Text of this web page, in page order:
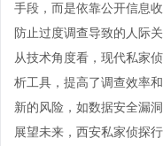
手段，而是依靠公开信息
防止过度调查导致的人际
从技术角度看，现代私家
析工具，提高了调查效率
新的风险，如数据安全漏
展望未来，西安私家侦探